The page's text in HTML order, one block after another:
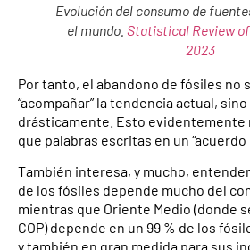
Evolución del consumo de
el mundo. Statistical Review
2023
Por tanto, el abandono de fósiles no
“acompañar” la tendencia actual,
drásticamente. Esto evidentemente
que palabras escritas en un “acuerdo
También interesa, y mucho,
de los fósiles depende mucho del
mientras que Oriente Medio (donde
COP) depende en un 99 % de los
y también en gran medida para sus